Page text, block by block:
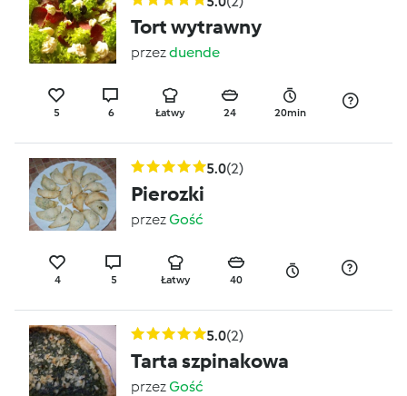
Tort wytrawny
przezduende
5 6 Łatwy 24 20min
5.0(2)
Pierozki
przezGość
4 5 Łatwy 40
5.0(2)
Tarta szpinakowa
przezGość